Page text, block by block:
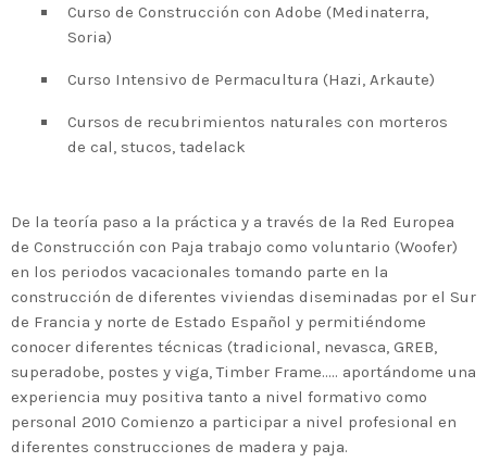
Curso de Construcción con Adobe (Medinaterra,
Soria)
Curso Intensivo de Permacultura (Hazi, Arkaute)
Cursos de recubrimientos naturales con morteros
de cal, stucos, tadelack
De la teoría paso a la práctica y a través de la Red Europea
de Construcción con Paja trabajo como voluntario (Woofer)
en los periodos vacacionales tomando parte en la
construcción de diferentes viviendas diseminadas por el Sur
de Francia y norte de Estado Español y permitiéndome
conocer diferentes técnicas (tradicional, nevasca, GREB,
superadobe, postes y viga, Timber Frame….. aportándome una
experiencia muy positiva tanto a nivel formativo como
personal 2010 Comienzo a participar a nivel profesional en
diferentes construcciones de madera y paja.